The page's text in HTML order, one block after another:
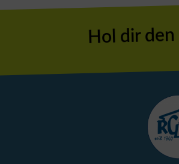
Hol dir